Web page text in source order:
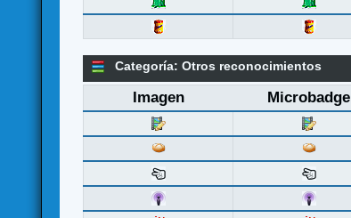
Categoría: Otros reconocimientos
Imagen Microbadge